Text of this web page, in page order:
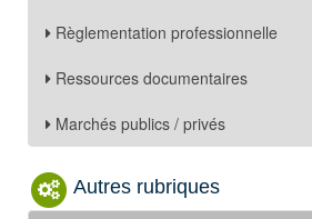
Règlementation professionnelle
Ressources documentaires
Marchés publics / privés
Autres rubriques